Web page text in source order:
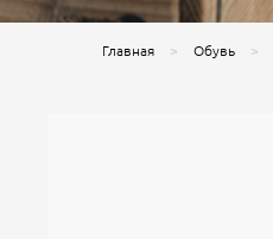
Главная Обувь